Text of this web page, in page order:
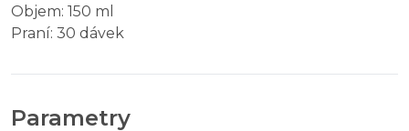
Objem: 150 ml
Praní: 30 dávek
Parametry